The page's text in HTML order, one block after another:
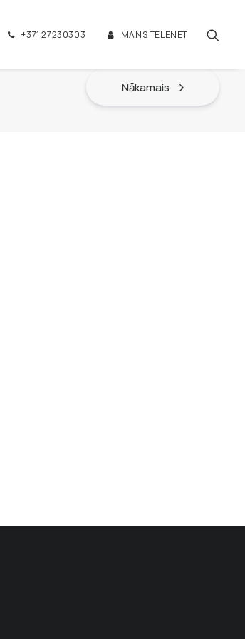
+371 27230303 MANS TELENET
Nākamais